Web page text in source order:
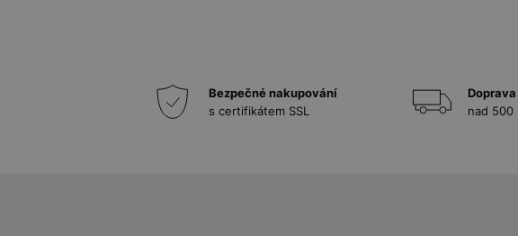
Bezpečné nakupování
s certifikátem SSL
nad 500